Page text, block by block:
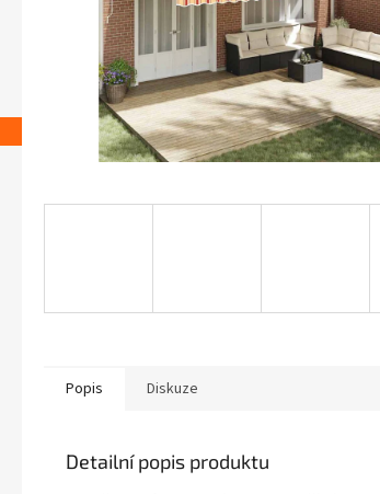
Popis Diskuze
Detailní popis produktu